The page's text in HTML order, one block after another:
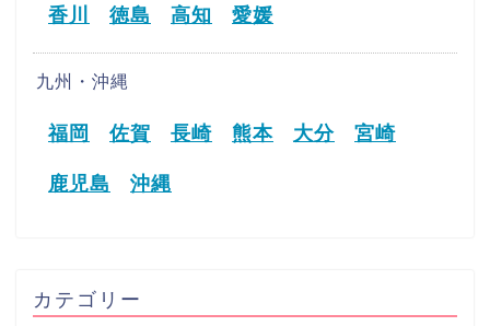
香川 徳島 高知 愛媛
九州・沖縄
福岡 佐賀 長崎 熊本 大分 宮崎
鹿児島 沖縄
カテゴリー